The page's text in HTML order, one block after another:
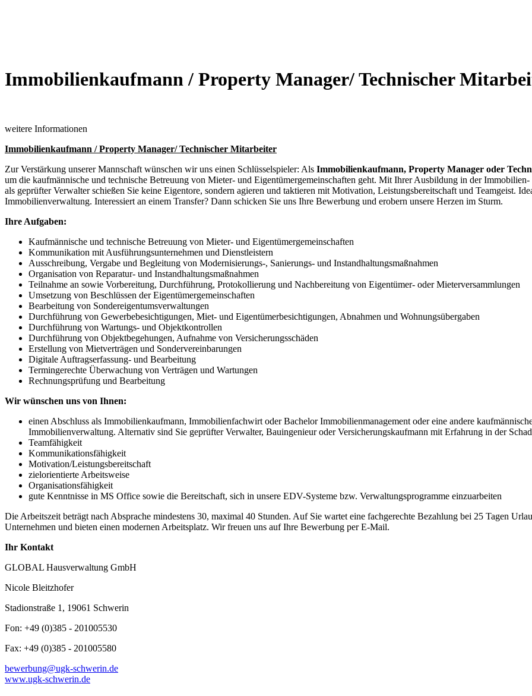
Immobilienkaufmann / Property Manager/ Technischer
weitere Informationen
Immobilienkaufmann / Property Manager/ Technischer Mitarbeiter
Zur Verstärkung unserer Mannschaft wünschen wir uns einen Schlüsselspieler: Als Immobilienkaufmann, Property Manager oder
um die kaufmännische und technische Betreuung von Mieter- und Eigentümergemeinschaften geht. Mit Ihrer Ausbildung in der
als geprüfter Verwalter schießen Sie keine Eigentore, sondern agieren und taktieren mit Motivation, Leistungsbereitschaft und Teamgeist.
Immobilienverwaltung. Interessiert an einem Transfer? Dann schicken Sie uns Ihre Bewerbung und erobern unsere Herzen im Sturm.
Ihre Aufgaben:
Kaufmännische und technische Betreuung von Mieter- und Eigentümergemeinschaften
Kommunikation mit Ausführungsunternehmen und Dienstleistern
Ausschreibung, Vergabe und Begleitung von Modernisierungs-, Sanierungs- und Instandhaltungsmaßnahmen
Organisation von Reparatur- und Instandhaltungsmaßnahmen
Teilnahme an sowie Vorbereitung, Durchführung, Protokollierung und Nachbereitung von Eigentümer- oder Mieterversammlungen
Umsetzung von Beschlüssen der Eigentümergemeinschaften
Bearbeitung von Sondereigentumsverwaltungen
Durchführung von Gewerbebesichtigungen, Miet- und Eigentümerbesichtigungen, Abnahmen und Wohnungsübergaben
Durchführung von Wartungs- und Objektkontrollen
Durchführung von Objektbegehungen, Aufnahme von Versicherungsschäden
Erstellung von Mietverträgen und Sondervereinbarungen
Digitale Auftragserfassung- und Bearbeitung
Termingerechte Überwachung von Verträgen und Wartungen
Rechnungsprüfung und Bearbeitung
Wir wünschen uns von Ihnen:
einen Abschluss als Immobilienkaufmann, Immobilienfachwirt oder Bachelor Immobilienmanagement oder eine andere
Immobilienverwaltung. Alternativ sind Sie geprüfter Verwalter, Bauingenieur oder Versicherungskaufmann mit Erfahrung in der
Teamfähigkeit
Kommunikationsfähigkeit
Motivation/Leistungsbereitschaft
zielorientierte Arbeitsweise
Organisationsfähigkeit
gute Kenntnisse in MS Office sowie die Bereitschaft, sich in unsere EDV-Systeme bzw. Verwaltungsprogramme einzuarbeiten
Die Arbeitszeit beträgt nach Absprache mindestens 30, maximal 40 Stunden. Auf Sie wartet eine fachgerechte Bezahlung bei 25 Tagen
Unternehmen und bieten einen modernen Arbeitsplatz. Wir freuen uns auf Ihre Bewerbung per E-Mail.
Ihr Kontakt
GLOBAL Hausverwaltung GmbH
Nicole Bleitzhofer
Stadionstraße 1, 19061 Schwerin
Fon: +49 (0)385 - 201005530
Fax: +49 (0)385 - 201005580
bewerbung@ugk-schwerin.de
www.ugk-schwerin.de